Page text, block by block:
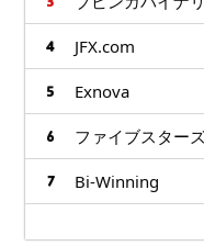
JFX.com
Exnova
ファイブスター
Bi-Winning